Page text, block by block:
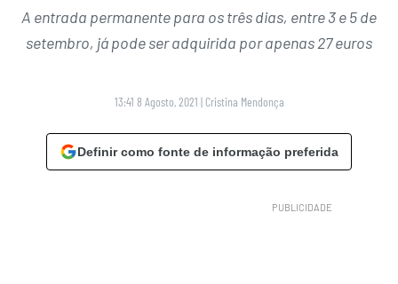
A entrada permanente para os três dias, entre 3 e 5 de
setembro, já pode ser adquirida por apenas 27 euros
13:41 8 Agosto, 2021 | Cristina Mendonça
Definir como fonte de informação preferida